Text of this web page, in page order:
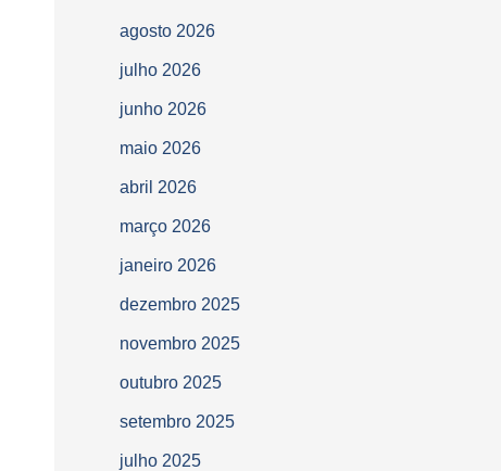
agosto 2026
julho 2026
junho 2026
maio 2026
abril 2026
março 2026
janeiro 2026
dezembro 2025
novembro 2025
outubro 2025
setembro 2025
julho 2025